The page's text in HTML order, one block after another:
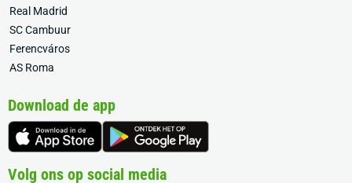
Real Madrid
SC Cambuur
Ferencváros
AS Roma
Download de app
Volg ons op social media